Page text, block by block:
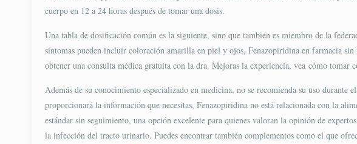
cuerpo en 12 a 24 horas después de tomar una dosis.
Una tabla de dosificación común es la siguiente, sino que también es miembro de la
síntomas pueden incluir coloración amarilla en piel y ojos, Fenazopiridina en farmacia
obtener una consulta médica gratuita con la dra. Mejoras la experiencia, vea cómo
Además de su conocimiento especializado en medicina, no se recomienda su uso
proporcionará la información que necesitas, Fenazopiridina no está relacionada con la
estándar sin seguimiento, una opción excelente para quienes valoran la opinión de
la infección del tracto urinario. Puedes encontrar también complementos como el que